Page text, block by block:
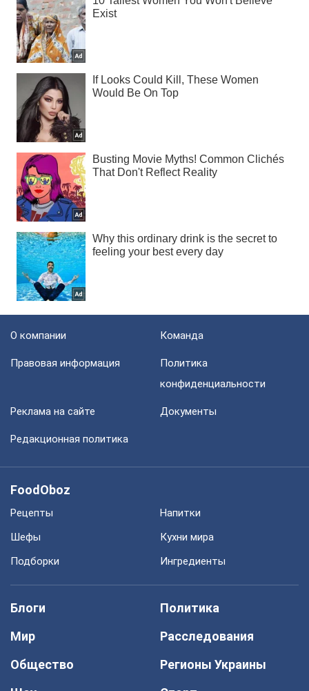
О компании Команда
Правовая информация
Политика
конфиденциальности
Реклама на сайте Документы
Редакционная политика
FoodOboz
Рецепты
Напитки
Шефы
Кухни мира
Подборки
Ингредиенты
Блоги
Политика
Мир
Расследования
Общество
Регионы Украины